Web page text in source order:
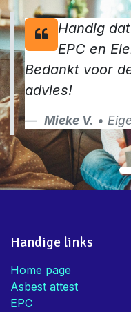
Handig
EPC en
Bedankt voor
advies!
Mieke V. •
Handige links
Home page
Asbest attest
EPC